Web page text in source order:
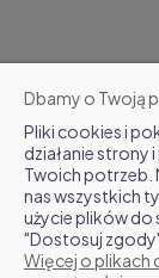
POMOC
MOJE KONTO
FAQ
O NAS
Dbamy o Twoją
Pliki cookies i
działanie
Twoich potrzeb.
nas wszystkich
użycie plików do
"Dostosuj
Więcej o plikach